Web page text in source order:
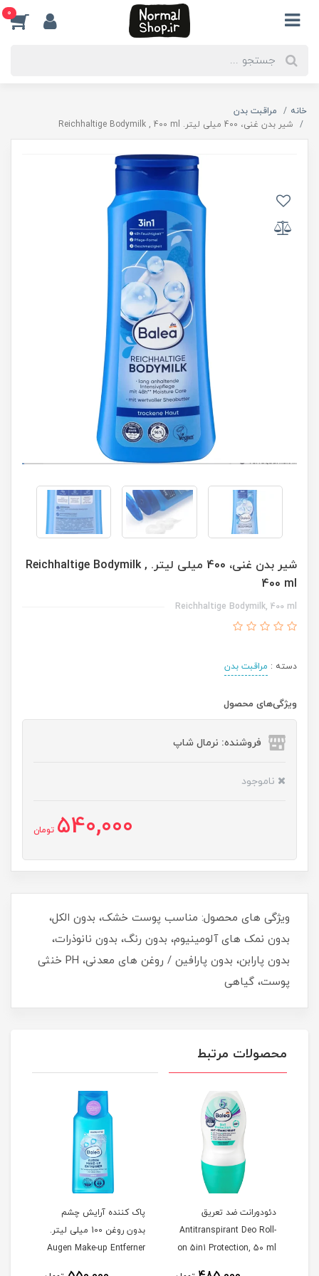
0
خانه
مراقبت بدن
شیر بدن غنی، 400 میلی لیتر. Reichhaltige Bodymilk , 400 ml
شیر بدن غنی، 400 میلی لیتر. Reichhaltige Bodymilk ,
400 ml
Reichhaltige Bodymilk, 400 ml
دسته : مراقبت بدن
ویژگی‌های محصول
فروشنده: نرمال شاپ
ناموجود
540,000 تومان
ویژگی های محصول: مناسب پوست خشک، بدون الکل،
بدون نمک های آلومینیوم، بدون رنگ، بدون نانوذرات،
بدون پارابن، بدون پارافین / روغن های معدنی، PH خنثی
پوست، گیاهی
محصولات مرتبط
دئودورانت ضد تعریق
Antitranspirant Deo Roll-
on 5in1 Protection, 50 ml
پاک کننده آرایش چشم
بدون روغن 100 میلی لیتر.
Augen Make-up Entferner